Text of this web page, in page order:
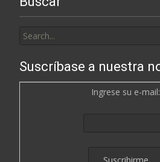
for:
Suscríbase a nuestra
Ingrese su e-mail: